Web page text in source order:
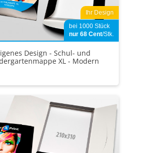
Ihr Design
bei 1000 Stück
nur 68 Cent/Stk.
Design - Schul- und
XL - Modern